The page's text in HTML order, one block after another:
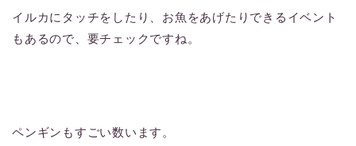
イルカにタッチをしたり、お魚をあげたりできるイベント
もあるので、要チェックですね。
ペンギンもすごい数います。